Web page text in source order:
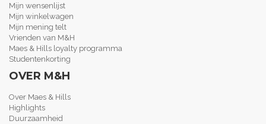
Mijn wensenlijst
Mijn winkelwagen
Mijn mening telt
Vrienden van M&H
Maes & Hills loyalty programma
Studentenkorting
OVER M&H
Over Maes & Hills
Highlights
Duurzaamheid